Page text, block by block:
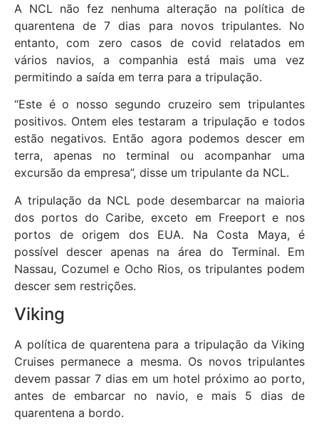
A NCL não fez nenhuma alteração na política de
quarentena de 7 dias para novos tripulantes. No
entanto, com zero casos de covid relatados em
vários navios, a companhia está mais uma vez
permitindo a saída em terra para a tripulação.
“Este é o nosso segundo cruzeiro sem tripulantes
positivos. Ontem eles testaram a tripulação e todos
estão negativos. Então agora podemos descer em
terra, apenas no terminal ou acompanhar uma
excursão da empresa”, disse um tripulante da NCL.
A tripulação da NCL pode desembarcar na maioria
dos portos do Caribe, exceto em Freeport e nos
portos de origem dos EUA. Na Costa Maya, é
possível descer apenas na área do Terminal. Em
Nassau, Cozumel e Ocho Rios, os tripulantes podem
descer sem restrições.
Viking
A política de quarentena para a tripulação da Viking
Cruises permanece a mesma. Os novos tripulantes
devem passar 7 dias em um hotel próximo ao porto,
antes de embarcar no navio, e mais 5 dias de
quarentena a bordo.